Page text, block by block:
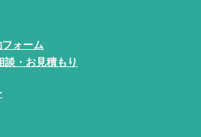
ォーム
談・お見積もり